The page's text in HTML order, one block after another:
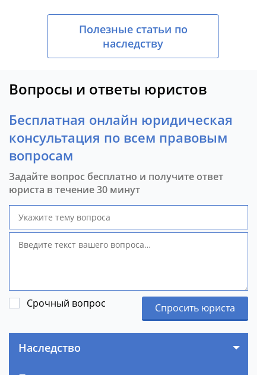
Полезные статьи по
наследству
Вопросы и ответы юристов
Бесплатная онлайн юридическая
консультация по всем правовым
вопросам
Задайте вопрос бесплатно и получите ответ
юриста в течение 30 минут
Срочный вопрос Спросить юриста
Наследство